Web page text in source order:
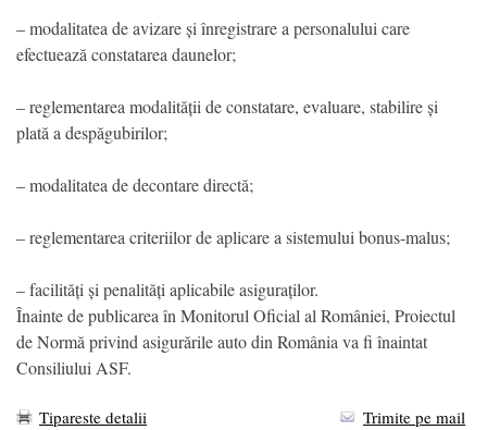
– modalitatea de avizare și înregistrare a personalului care
efectuează constatarea daunelor;
– reglementarea modalității de constatare, evaluare, stabilire și
plată a despăgubirilor;
– modalitatea de decontare directă;
– reglementarea criteriilor de aplicare a sistemului bonus-malus;
– facilități și penalități aplicabile asiguraților.
Înainte de publicarea în Monitorul Oficial al României, Proiectul
de Normă privind asigurările auto din România va fi înaintat
Consiliului ASF.
Tipareste detalii
Trimite pe mail